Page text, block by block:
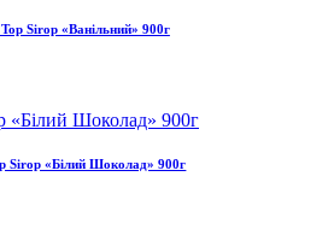
Sirop «Ванільний» 900г
Sirop «Білий Шоколад» 900г